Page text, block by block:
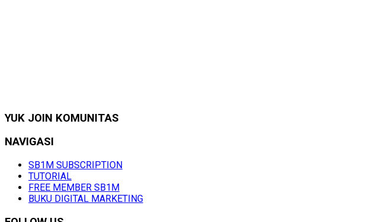
YUK JOIN KOMUNITAS
NAVIGASI
SB1M SUBSCRIPTION
TUTORIAL
FREE MEMBER SB1M
BUKU DIGITAL MARKETING